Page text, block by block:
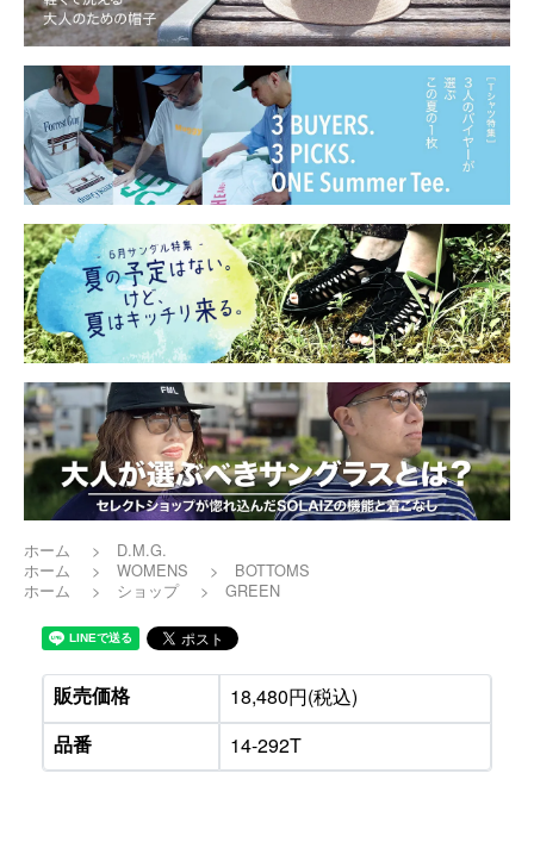
ホーム >
D.M.G.
ホーム
> WOMENS >
BOTTOMS
ホーム
> ショップ > GREEN
販売価格
18,480円(税込)
品番
14-292T